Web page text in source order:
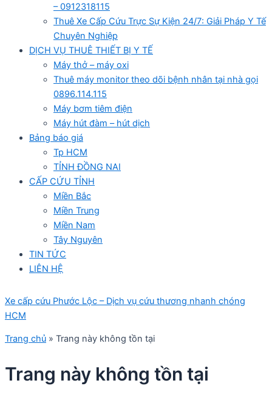
– 0912318115
Thuê Xe Cấp Cứu Trực Sự Kiện 24/7: Giải Pháp Y Tế
Chuyên Nghiệp
DỊCH VỤ THUÊ THIẾT BỊ Y TẾ
Máy thở – máy oxi
Thuê máy monitor theo dõi bệnh nhân tại nhà gọi
0896.114.115
Máy bơm tiêm điện
Máy hút đàm – hút dịch
Bảng báo giá
Tp HCM
TỈNH ĐỒNG NAI
CẤP CỨU TỈNH
Miền Bắc
Miền Trung
Miền Nam
Tây Nguyên
TIN TỨC
LIÊN HỆ
Xe cấp cứu Phước Lộc – Dịch vụ cứu thương nhanh chóng
HCM
Trang chủ » Trang này không tồn tại
Trang này không tồn tại